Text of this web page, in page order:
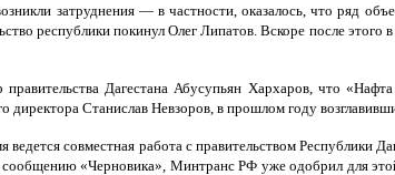
затруднения — в частности, оказалось, что ряд
республики покинул Олег Липатов. Вскоре после
Дагестана Абусупьян Хархаров, что
директора Станислав Невзоров, в прошлом году
совместная работа с правительством Республики
«Черновика», Минтранс РФ уже одобрил для